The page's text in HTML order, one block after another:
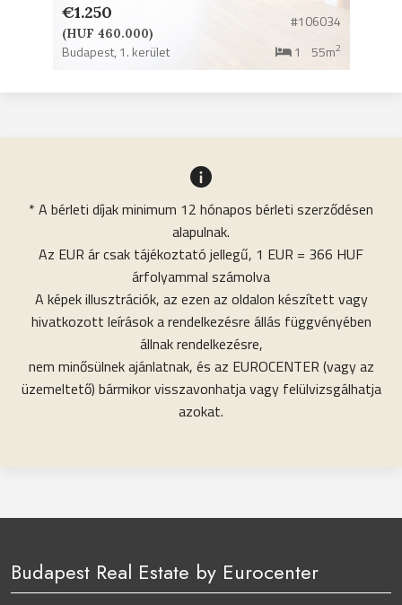
€1.250
(HUF 460.000)
#106034
Budapest, 1. kerület 1 55m2
* A bérleti díjak minimum 12 hónapos bérleti szerződésen
alapulnak.
Az EUR ár csak tájékoztató jellegű, 1 EUR = 366 HUF
árfolyammal számolva
A képek illusztrációk, az ezen az oldalon készített vagy
hivatkozott leírások a rendelkezésre állás függvényében
állnak rendelkezésre,
nem minősülnek ajánlatnak, és az EUROCENTER (vagy az
üzemeltető) bármikor visszavonhatja vagy felülvizsgálhatja
azokat.
Budapest Real Estate by Eurocenter